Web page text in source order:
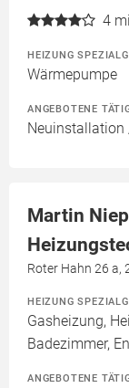
4
HEIZUNG
Wärmepumpe
ANGEBOTENE
Neuinstallation
Martin
Roter Hahn 26 a,
HEIZUNG
Gasheizung,
Badezimmer,
ANGEBOTENE